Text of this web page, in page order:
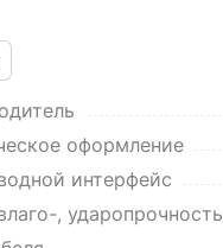
оформление
интерфейс
, ударопрочность